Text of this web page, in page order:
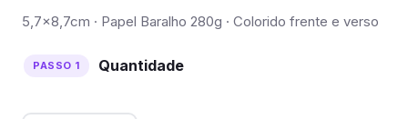
5,7×8,7cm · Papel Baralho 280g · Colorido frente e verso
Quantidade